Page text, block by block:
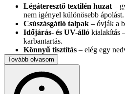
Légáteresztő textilén huzat –
nem igényel különösebb ápolást.
Csúszásgátló talpak – óvják a
Időjárás- és UV-álló kialakítás
karbantartás.
Könnyű tisztítás – elég egy
Egyszerű szerelés
csomagban.
Kompakt csomagolás
biztonságos szállítással.
Tovább olvasom